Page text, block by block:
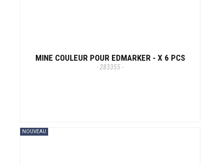
MINE COULEUR POUR EDMARKER - X 6 PCS
- 283355 -
NOUVEAU